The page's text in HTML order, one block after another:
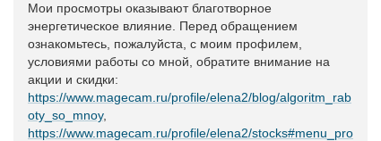
Мои просмотры оказывают благотворное
энергетическое влияние. Перед обращением
ознакомьтесь, пожалуйста, с моим профилем,
условиями работы со мной, обратите внимание на
акции и скидки:
https://www.magecam.ru/profile/elena2/blog/algoritm_rab
oty_so_mnoy,
https://www.magecam.ru/profile/elena2/stocks#menu_pro